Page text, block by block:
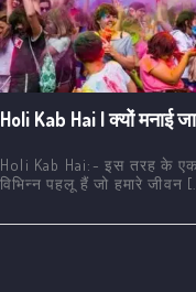
Holi Kab Hai | क्यों मनाई
Holi Kab Hai:- इस तरह के एक
विभिन्न पहलू हैं जो हमारे जीवन